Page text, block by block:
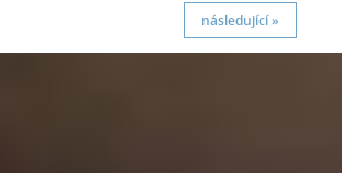
následující »